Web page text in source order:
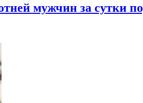
мужчин за сутки